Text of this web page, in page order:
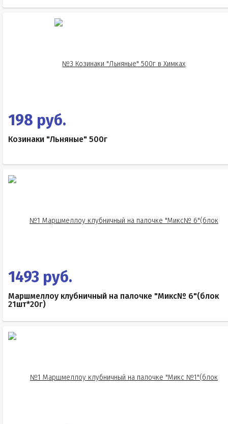
198 руб.
Козинаки "Льняные" 500г
1493 руб.
Маршмеллоу клубничный на палочке "Микс№ 6"(блок
21шт*20г)